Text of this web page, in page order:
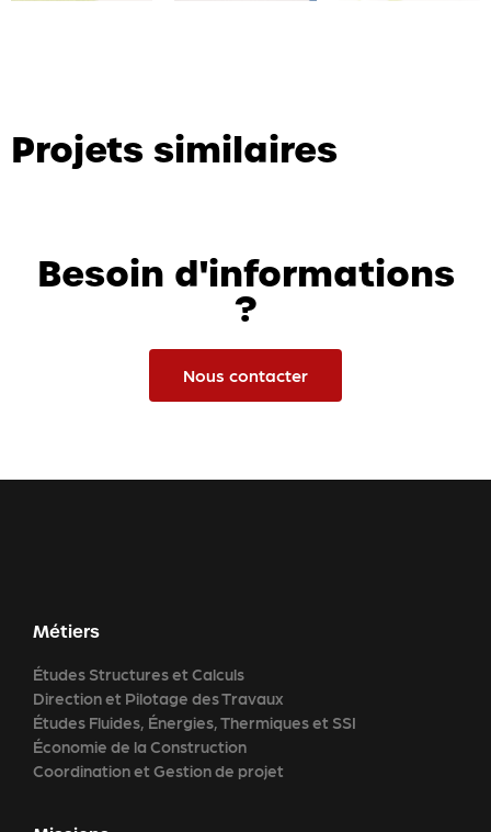
Projets similaires
Besoin d'informations
?
Nous contacter
Métiers
Études Structures et Calculs
Direction et Pilotage des Travaux
Études Fluides, Énergies, Thermiques et SSI
Économie de la Construction
Coordination et Gestion de projet